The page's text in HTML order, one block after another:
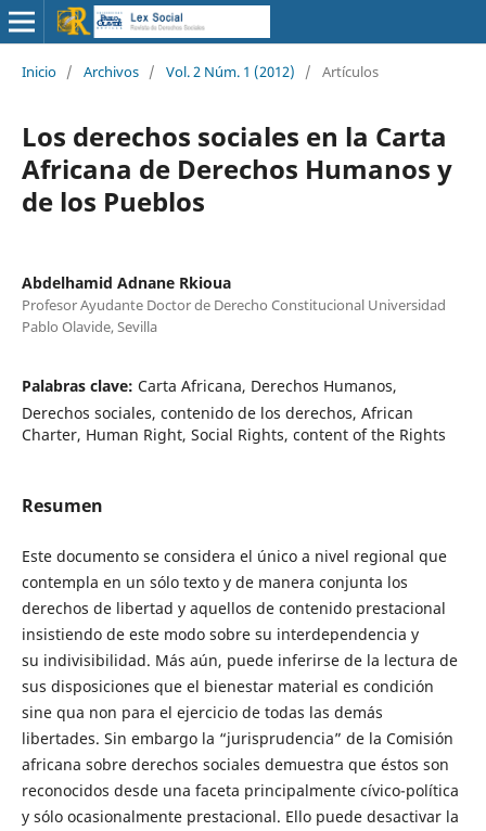
Inicio / Archivos / Vol. 2 Núm. 1 (2012) / Artículos
Los derechos sociales en la Carta
Africana de Derechos Humanos y
de los Pueblos
Abdelhamid Adnane Rkioua
Profesor Ayudante Doctor de Derecho Constitucional Universidad
Pablo Olavide, Sevilla
Palabras clave: Carta Africana, Derechos Humanos,
Derechos sociales, contenido de los derechos, African
Charter, Human Right, Social Rights, content of the Rights
Resumen
Este documento se considera el único a nivel regional que
contempla en un sólo texto y de manera conjunta los
derechos de libertad y aquellos de contenido prestacional
insistiendo de este modo sobre su interdependencia y
su indivisibilidad. Más aún, puede inferirse de la lectura de
sus disposiciones que el bienestar material es condición
sine qua non para el ejercicio de todas las demás
libertades. Sin embargo la “jurisprudencia” de la Comisión
africana sobre derechos sociales demuestra que éstos son
reconocidos desde una faceta principalmente cívico-­política
y sólo ocasionalmente prestacional. Ello puede desactivar la